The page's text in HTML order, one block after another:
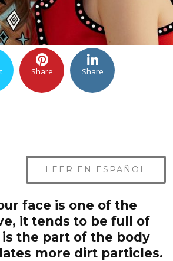
Share Share
LEER EN ESPAÑOL
face is one of the
it tends to be full of
the part of the body
more dirt particles.